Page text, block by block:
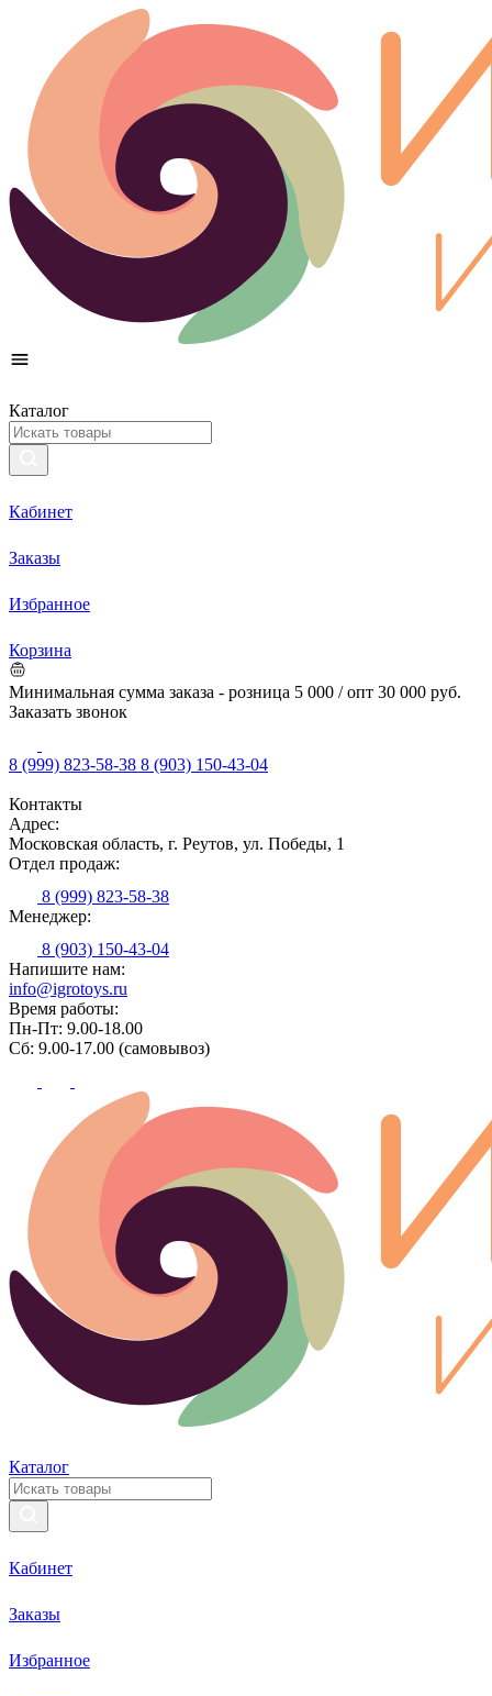
Каталог
Кабинет
Заказы
Избранное
Корзина
Минимальная сумма заказа - розница 5 000 / опт 30 000 руб.
Заказать звонок
8 (999) 823-58-38 8 (903) 150-43-04
Контакты
Адрес:
Московская область, г. Реутов, ул. Победы, 1
Отдел продаж:
8 (999) 823-58-38
Менеджер:
8 (903) 150-43-04
Напишите нам:
info@igrotoys.ru
Время работы:
Пн-Пт: 9.00-18.00
Сб: 9.00-17.00 (самовывоз)
Каталог
Кабинет
Заказы
Избранное